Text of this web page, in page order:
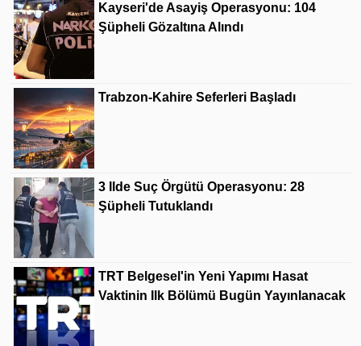
Kayseri'de Asayiş Operasyonu: 104
Şüpheli Gözaltına Alındı
Trabzon-Kahire Seferleri Başladı
3 Ilde Suç Örgütü Operasyonu: 28
Şüpheli Tutuklandı
TRT Belgesel'in Yeni Yapımı Hasat
Vaktinin Ilk Bölümü Bugün Yayınlanacak